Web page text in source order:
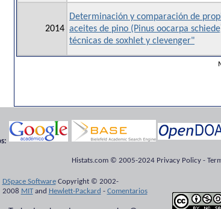
2014
Determinación y comparación de
aceites de pino (Pinus oocarpa
técnicas de soxhlet y clevenger"
Histats.com © 2005-2024 Privacy Policy -
DSpace SoftwareCopyright © 2002-
2008 MITand Hewlett-Packard - Comentarios